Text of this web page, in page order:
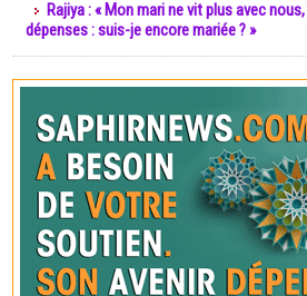
Rajiya : « Mon mari ne vit plus avec
dépenses : suis-je encore mariée ? »